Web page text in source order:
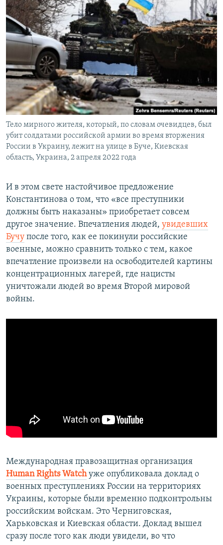
Тело мирного жителя, который, по словам очевидцев, был
убит солдатами российской армии во время вторжения
России в Украину, лежит на улице в Буче, Киевская
область, Украина, 2 апреля 2022 года
И в этом свете настойчивое предложение
Константинова о том, что «все преступники
должны быть наказаны» приобретает совсем
другое значение. Впечатления людей, увидевших
Бучу после того, как ее покинули российские
военные, можно сравнить только с тем, какое
впечатление произвели на освободителей картины
концентрационных лагерей, где нацисты
уничтожали людей во время Второй мировой
войны.
Международная правозащитная организация
Human Rights Watchуже опубликовала доклад о
военных преступлениях России на территориях
Украины, которые были временно подконтрольны
российским войскам. Это Черниговская,
Харьковская и Киевская области. Доклад вышел
сразу после того как люди увидели, во что